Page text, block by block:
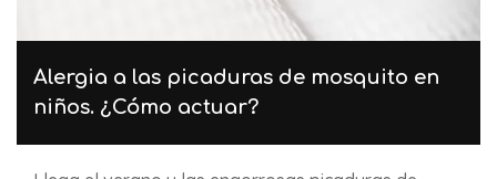
Alergia a las picaduras de mosquito en
niños. ¿Cómo actuar?